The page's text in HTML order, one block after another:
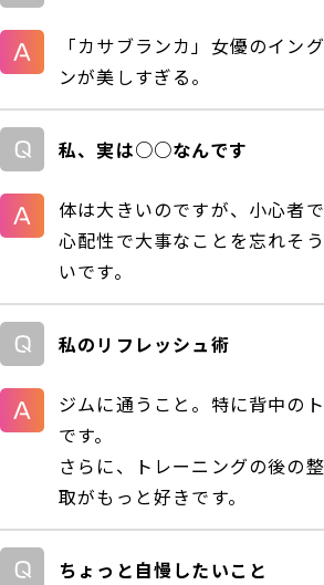
「カサブランカ」女優のイン
ンが美しすぎる。
私、実は○○なんです
体は大きいのですが、小心者で
心配性で大事なことを忘れそ
いです。
私のリフレッシュ術
ジムに通うこと。特に背中の
です。
さらに、トレーニングの後の
取がもっと好きです。
ちょっと自慢したいこと